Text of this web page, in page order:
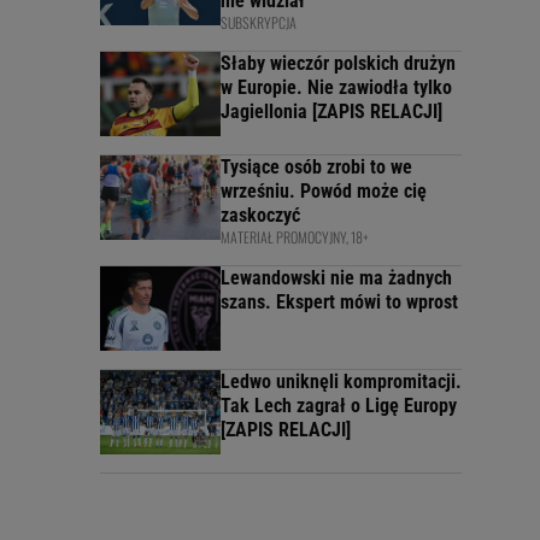
SUBSKRYPCJA
Słaby wieczór polskich drużyn
w Europie. Nie zawiodła tylko
Jagiellonia [ZAPIS RELACJI]
Tysiące osób zrobi to we
wrześniu. Powód może cię
zaskoczyć
MATERIAŁ PROMOCYJNY, 18+
Lewandowski nie ma żadnych
szans. Ekspert mówi to wprost
Ledwo uniknęli kompromitacji.
Tak Lech zagrał o Ligę Europy
[ZAPIS RELACJI]